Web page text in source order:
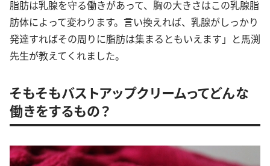
脂肪は乳腺を守る働きがあって、胸の大きさはこの乳腺脂
肪体によって変わります。言い換えれば、乳腺がしっかり
発達すればその周りに脂肪は集まるともいえます」と馬渕
先生が教えてくれました。
そもそもバストアップクリームってどんな
働きをするもの？